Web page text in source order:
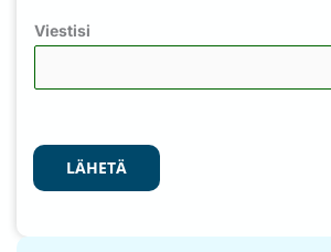
Viestisi
LÄHETÄ